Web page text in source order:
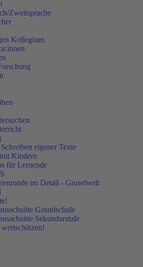
Zweitsprache
Kollegium
eigener Texte
Kindern
für Lernende
im Detail - Gruselwelt
Grundschule
Sekundarstufe